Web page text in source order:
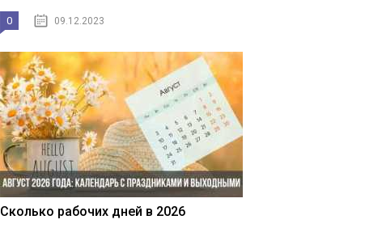
0 09.12.2023
Сколько рабочих дней в 2026